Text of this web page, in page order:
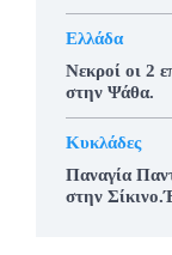
Ελλάδα
Νεκροί οι 2
στην Ψάθα.
Κυκλάδες
Παναγία
στην